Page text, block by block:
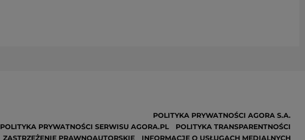
POLITYKA PRYWATNOŚCI AGORA S.A.
POLITYKA PRYWATNOŚCI SERWISU AGORA.PL
POLITYKA TRANSPARENTNOŚCI
ZASTRZEŻENIE PRAWNOAUTORSKIE
INFORMACJE O USŁUGACH MEDIALNYCH